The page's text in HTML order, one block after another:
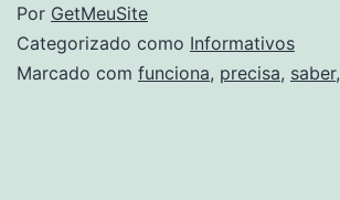
Por GetMeuSite
Categorizado como Informativos
Marcado com funciona, precisa, saber,